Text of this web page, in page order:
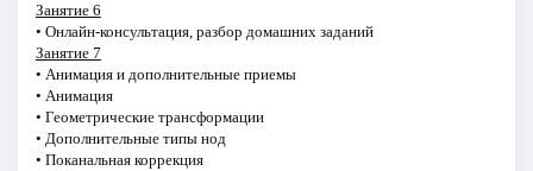
Занятие 6
• Онлайн-консультация, разбор домашних заданий
Занятие 7
• Анимация и дополнительные приемы
• Анимация
• Геометрические трансформации
• Дополнительные типы нод
• Поканальная коррекция